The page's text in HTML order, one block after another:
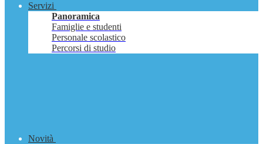
Servizi
Panoramica
Famiglie e studenti
Personale scolastico
Percorsi di studio
Novità